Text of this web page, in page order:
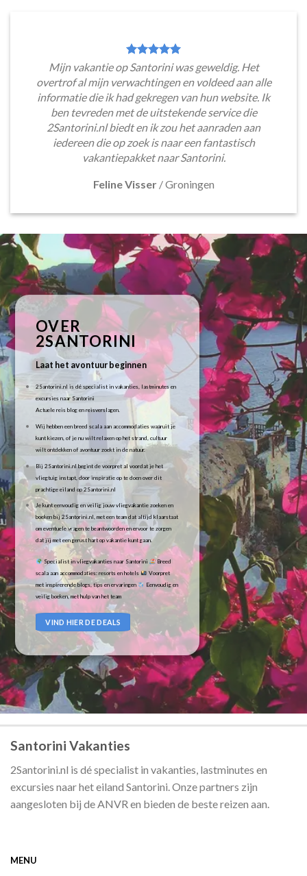
Mijn vakantie op Santorini was geweldig. Het
overtrof al mijn verwachtingen en voldeed aan alle
informatie die ik had gekregen van hun website. Ik
ben tevreden met de uitstekende service die
2Santorini.nl biedt en ik zou het aanraden aan
iedereen die op zoek is naar een fantastisch
vakantiepakket naar Santorini.
Feline Visser /Groningen
OVER
2SANTORINI
Laat het avontuur beginnen
2Santorini.nl is dé specialist in vakanties, lastminutes en
excursies naar Santorini
Actuele reis blog en reisverslagen.
Wij hebben een breed scala aan accommodaties waaruit je
kunt kiezen, of je nu wilt relaxen op het strand, cultuur
wilt ontdekken of avontuur zoekt in de natuur.
Bij 2Santorini.nl begint de voorpret al voordat je het
vliegtuig instapt, door inspiratie op te doen over dit
prachtige eiland op 2Santorini.nl
Je kunt eenvoudig en veilig jouw vliegvakantie zoeken en
boeken bij 2Santorini.nl, met een team dat altijd klaarstaat
om eventuele vragen te beantwoorden en ervoor te zorgen
dat jij met een gerust hart op vakantie kunt gaan.
Specialist in vliegvakanties naar Santorini
Breed
scala aan accommodaties: resorts en hotels
Voorpret
met inspirerende blogs, tips en ervaringen
Eenvoudig en
veilig boeken, met hulp van het team
VIND HIER DE DEALS
Santorini Vakanties
2Santorini.nl is dé specialist in vakanties, lastminutes en
excursies naar het eiland Santorini. Onze partners zijn
aangesloten bij de ANVR en bieden de beste reizen aan.
MENU